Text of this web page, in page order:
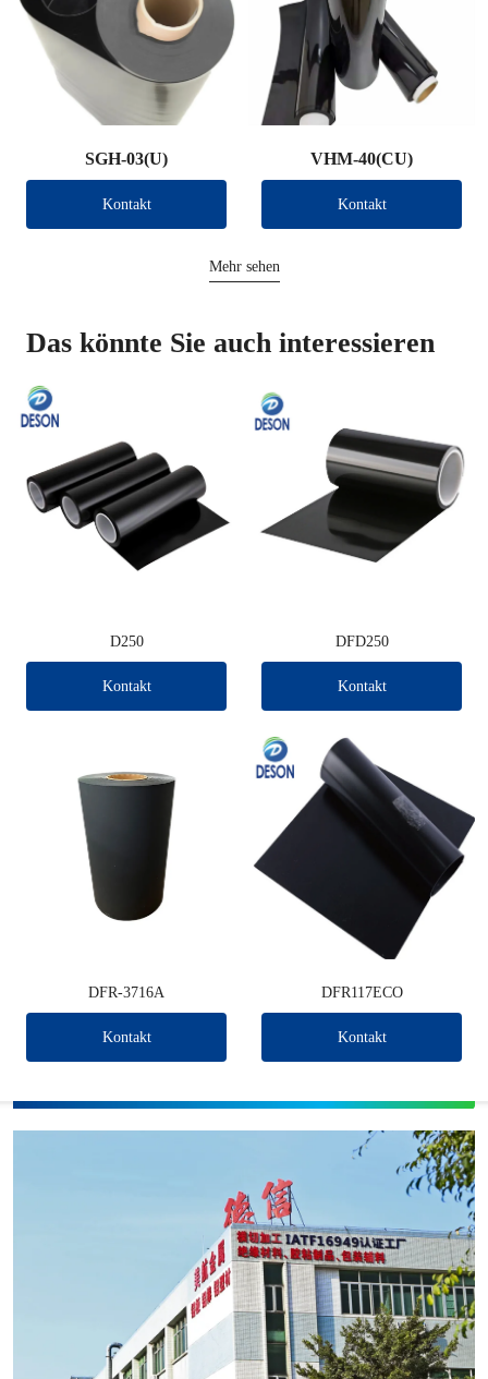
SGH-03(U)
Kontakt
VHM-40(CU)
Kontakt
Mehr sehen
Das könnte Sie auch interessieren
D250
Kontakt
DFD250
Kontakt
DFR-3716A
Kontakt
DFR117ECO
Kontakt